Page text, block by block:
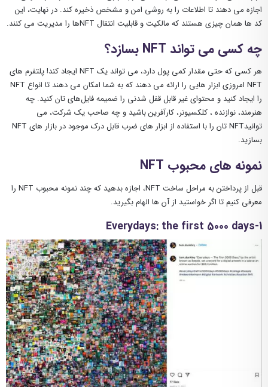
اجازه می دهند تا اطلاعات را به روشی امن و مشخص ذخیره کند. در نهایت، این
کد ها همان چیزی هستند که مالکیت و قابلیت انتقال NFTها را مدیریت می کنند.
چه کسی می تواند NFT بسازد؟
هر کسی که حتی مقدار کمی پول دارد، می ‌تواند یک NFT ایجاد کند! پلتفرم‌ های
NFT امروزی ابزار هایی را ارائه می ‌دهند که به شما امکان می ‌دهند تا انواع NFT
را ایجاد کنید و محتوای غیر قابل قفل شدنی را ضمیمه فایل‌های تان کنید. چه
هنرمند، نوازنده ، کلکسیونر، کارآفرین باشید و چه صاحب یک شرکت، می
توانیدNFT تان را با استفاده از ابزار های ضرب قابل درک موجود در بازار های NFT
بسازید.
نمونه های محبوب NFT
قبل از پرداختن به مراحل ساخت NFT، اجازه بدهید که چند نمونه محبوب NFT را
معرفی کنیم تا اگر خواستید از آن ها الهام بگیرید.
1-Everydays: the first 5000 days